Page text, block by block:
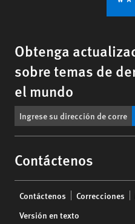
Obtenga
sobre temas de
el mundo
Contáctenos
menu
Contáctenos Correcciones
Versión en texto